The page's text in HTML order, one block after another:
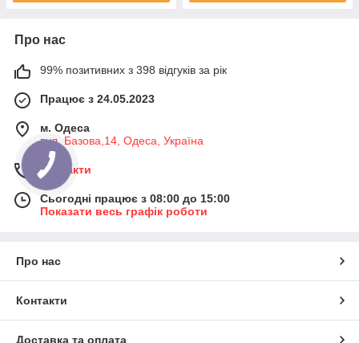
Про нас
99% позитивних з 398 відгуків за рік
Працює з 24.05.2023
м. Одеса
вул. Базова,14, Одеса, Україна
Контакти
Сьогодні працює з 08:00 до 15:00
Показати весь графік роботи
Про нас
Контакти
Доставка та оплата